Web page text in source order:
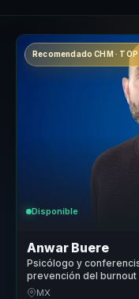
Recomendado CHM · TOP
Disponible
Anwar Buere
Psicólogo y
prevención del burnout
humanas.
MX